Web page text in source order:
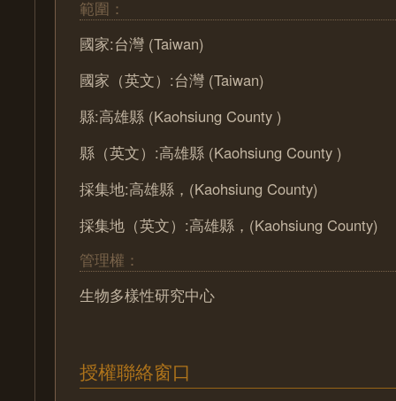
範圍：
國家:台灣 (Taiwan)
國家（英文）:台灣 (Taiwan)
縣:高雄縣 (Kaohsiung County )
縣（英文）:高雄縣 (Kaohsiung County )
採集地:高雄縣，(Kaohsiung County)
採集地（英文）:高雄縣，(Kaohsiung County)
管理權：
生物多樣性研究中心
授權聯絡窗口